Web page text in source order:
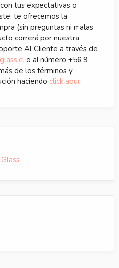
tus expectativas o
te ofrecemos la
(sin preguntas ni malas
correrá por nuestra
Al Cliente a través de
o al número +56 9
de los términos y
haciendo click aquí